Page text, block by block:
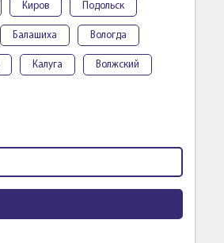
Киров Подольск
Балашиха Вологда
Калуга Волжский